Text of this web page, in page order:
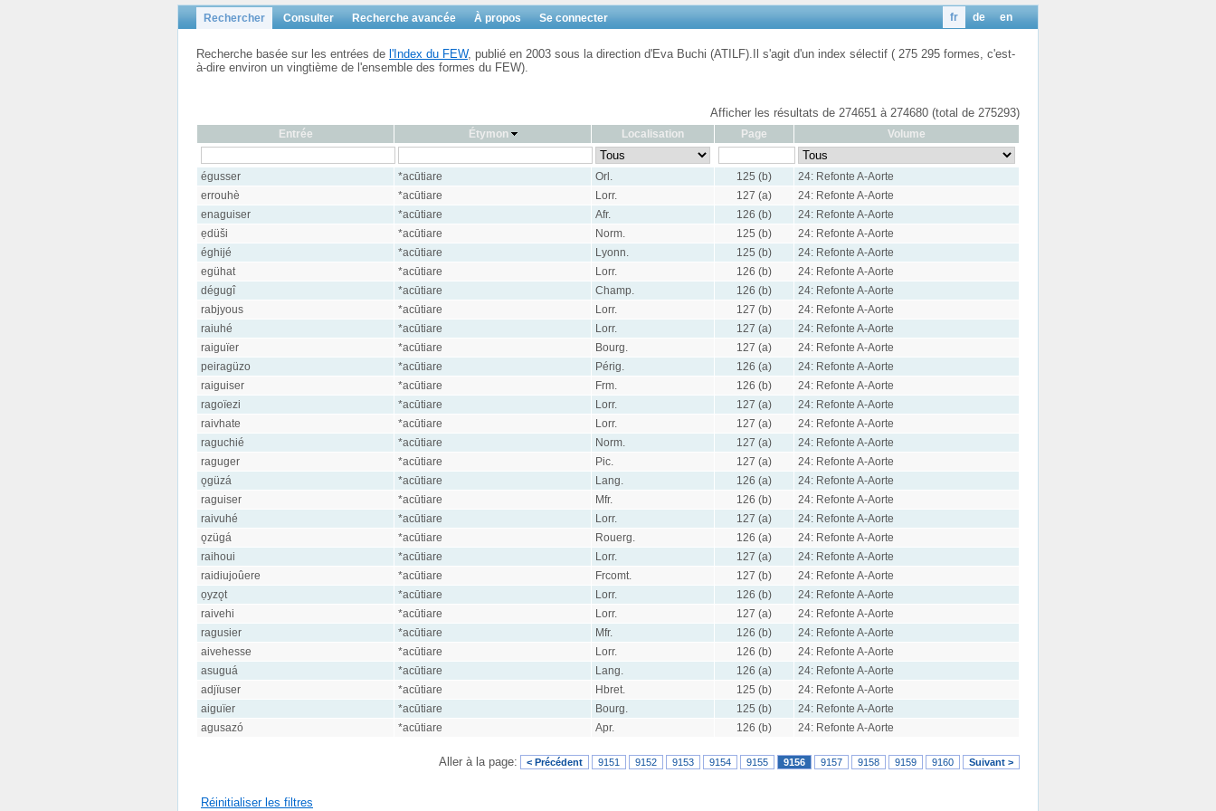
Rechercher Consulter Recherche avancée À propos Se connecter en
de
fr
Recherche basée sur les entrées de l'Index du FEW, publié en 2003 sous la direction d'Eva Buchi (ATILF).Il s'agit d'un index sélectif ( 275 295 formes, c'est-
à-dire environ un vingtième de l'ensemble des formes du FEW).
Afficher les résultats de 274651 à 274680 (total de 275293)
Entrée Étymon Localisation Page Volume
égusser *acūtiare Orl. 125 (b)
24: Refonte A-Aorte
errouhè
*acūtiare Lorr. 127 (a)
24: Refonte A-Aorte
enaguiser
*acūtiare Afr. 126 (b)
24: Refonte A-Aorte
ẹdüši
*acūtiare Norm. 125 (b)
24: Refonte A-Aorte
éghijé
*acūtiare Lyonn. 125 (b)
24: Refonte A-Aorte
egühat
*acūtiare Lorr. 126 (b)
24: Refonte A-Aorte
dégugî
*acūtiare Champ. 126 (b)
24: Refonte A-Aorte
rabjyous
*acūtiare Lorr. 127 (b)
24: Refonte A-Aorte
raiuhé
*acūtiare Lorr. 127 (a)
24: Refonte A-Aorte
raiguïer
*acūtiare Bourg. 127 (a)
24: Refonte A-Aorte
peiragüzo
*acūtiare Périg. 126 (a)
24: Refonte A-Aorte
raiguiser
*acūtiare Frm. 126 (b)
24: Refonte A-Aorte
ragoïezi
*acūtiare Lorr. 127 (a)
24: Refonte A-Aorte
raivhate
*acūtiare Lorr. 127 (a)
24: Refonte A-Aorte
raguchié
*acūtiare Norm. 127 (a)
24: Refonte A-Aorte
raguger
*acūtiare Pic. 127 (a)
24: Refonte A-Aorte
ǫgüzá
*acūtiare Lang. 126 (a)
24: Refonte A-Aorte
raguiser
*acūtiare Mfr. 126 (b)
24: Refonte A-Aorte
raivuhé
*acūtiare Lorr. 127 (a)
24: Refonte A-Aorte
ǫzügá
*acūtiare Rouerg. 126 (a)
24: Refonte A-Aorte
raihoui
*acūtiare Lorr. 127 (a)
24: Refonte A-Aorte
raidiujoûere
*acūtiare Frcomt. 127 (b)
24: Refonte A-Aorte
ọyzǫt
*acūtiare Lorr. 126 (b)
24: Refonte A-Aorte
raivehi
*acūtiare Lorr. 127 (a)
24: Refonte A-Aorte
ragusier
*acūtiare Mfr. 126 (b)
24: Refonte A-Aorte
aivehesse
*acūtiare Lorr. 126 (b)
24: Refonte A-Aorte
asuguá
*acūtiare Lang. 126 (a)
24: Refonte A-Aorte
adjïuser
*acūtiare Hbret. 125 (b)
24: Refonte A-Aorte
aiguïer
*acūtiare Bourg. 125 (b)
24: Refonte A-Aorte
agusazó
*acūtiare Apr. 126 (b) 24: Refonte A-Aorte
Aller à la page: < Précédent 9151 9152 9153 9154 9155 9156 9157 9158 9159 9160 Suivant >
Réinitialiser les filtres